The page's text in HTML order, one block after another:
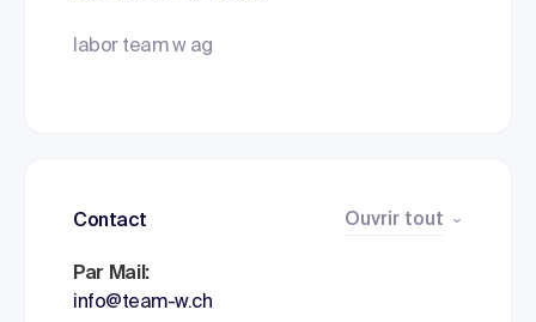
labor team w ag
Contact Ouvrir tout
Par Mail:
info@team-w.ch